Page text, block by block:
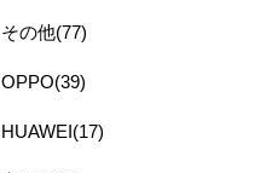
その他(77)
OPPO(39)
HUAWEI(17)